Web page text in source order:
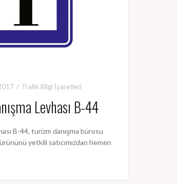
Trafik Bilgi İşaretleri
Levhası B-44
B-44, turizm danışma bürosu
yetkili satıcımızdan hemen